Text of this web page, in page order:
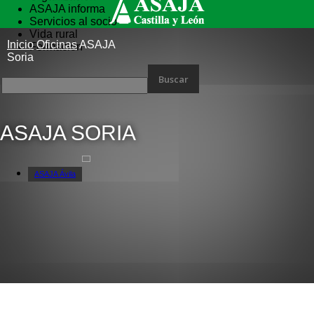
ASAJA informa
Servicios al socio
Vida rural
Formación
Inicio OficinasASAJA
Soria
ASAJA SORIA
ASAJA Ávila